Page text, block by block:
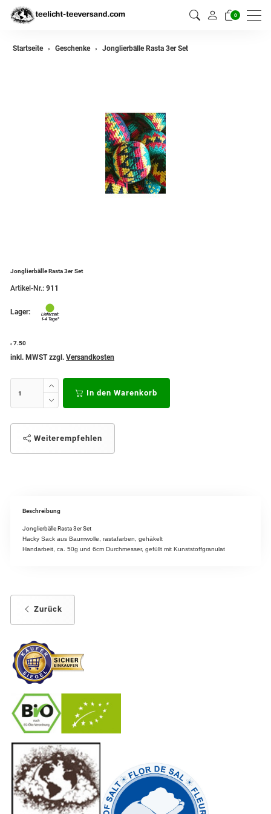
0
Startseite Geschenke Jonglierbälle Rasta 3er Set
Jonglierbälle Rasta 3er Set
Artikel-Nr.: 911
Lager:
€ 7.50
inkl. MWST zzgl. Versandkosten
In den Warenkorb
Weiterempfehlen
Beschreibung
Jonglierbälle Rasta 3er Set
Hacky Sack aus Baumwolle, rastafarben, gehäkelt
Handarbeit, ca. 50g und 6cm Durchmesser, gefüllt mit Kunststoffgranulat
Zurück